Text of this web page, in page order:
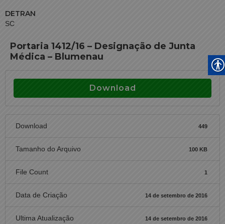
DETRAN
SC
Portaria 1412/16 – Designação de Junta
Médica – Blumenau
Download
Download 449
Tamanho do Arquivo 100 KB
File Count 1
Data de Criação 14 de setembro de 2016
Ultima Atualização 14 de setembro de 2016